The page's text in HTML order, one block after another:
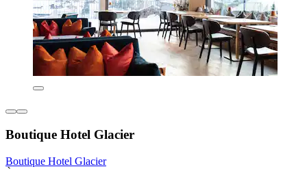
Boutique Hotel Glacier
Boutique Hotel Glacier